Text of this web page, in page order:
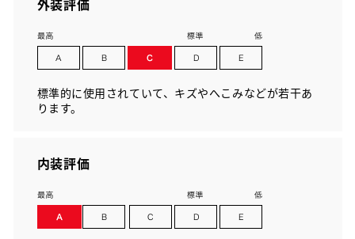
標準的に使用されていて、キズやへこみなどが若干あ
ります。
内装評価